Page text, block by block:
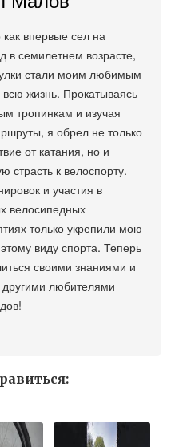
впервые сел на
в семилетнем возрасте,
стали моим любимым
жизнь. Прокатываясь
тропинкам и изучая
я обрел не только
от катания, но и
страсть к велоспорту.
и участия в
велосипедных
только укрепили мою
виду спорта. Теперь
своими знаниями и
любителями